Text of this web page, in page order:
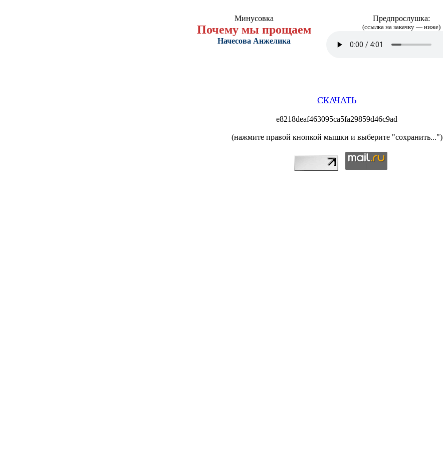
Минусовка
Почему мы прощаем
Начесова Анжелика
Предпрослушка:
(ссылка на закачку — ниже)
СКАЧАТЬ
e8218deaf463095ca5fa29859d46c9ad
(нажмите правой кнопкой мышки и выберите "сохранить...")